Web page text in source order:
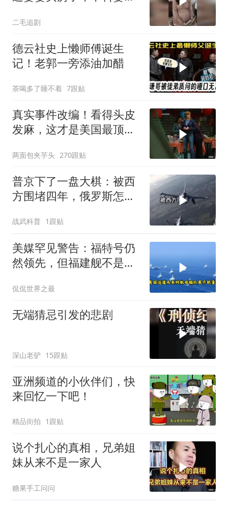
二毛追剧
德云社史上懒师傅诞生
记！老郭一旁添油加醋
茶喝多了睡不着 7跟贴
真实事件改编！看得头皮
发麻，这才是美国最顶级
两面包夹芋头 270跟贴
普京下了一盘大棋：被西
方围堵四年，俄罗斯怎么
战武科普 1跟贴
美媒罕见警告：福特号仍
然领先，但福建舰不是中
侃侃世界之最
无端猜忌引发的悲剧
深山老驴 15跟贴
亚洲频道的小伙伴们，快
来回忆一下吧！
精品街拍 1跟贴
说个扎心的真相，兄弟姐
妹从来不是一家人
糖果手工问问